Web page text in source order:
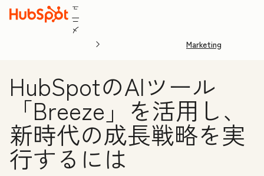
メ
ニ
ュ
Marketing
HubSpotのAIツール
「Breeze」を活用し、
新時代の成長戦略を実
行するには